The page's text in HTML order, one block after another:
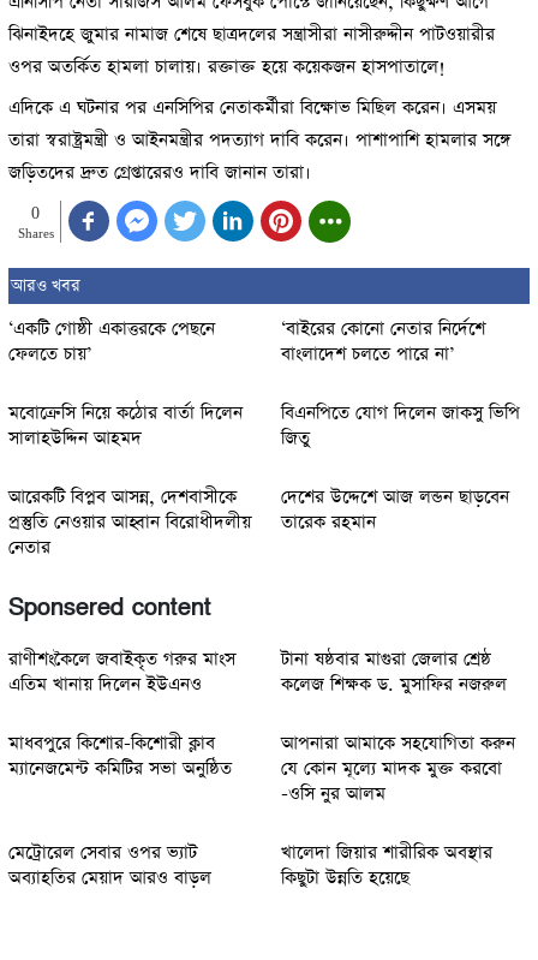
ঝিনাইদহে জুমার নামাজ শেষে ছাত্রদলের সন্ত্রাসীরা নাসীরুদ্দীন পাটওয়ারীর
ওপর অতর্কিত হামলা চালায়। রক্তাক্ত হয়ে কয়েকজন হাসপাতালে!
এদিকে এ ঘটনার পর এনসিপির নেতাকর্মীরা বিক্ষোভ মিছিল করেন। এসময়
তারা স্বরাষ্ট্রমন্ত্রী ও আইনমন্ত্রীর পদত্যাগ দাবি করেন। পাশাপাশি হামলার সঙ্গে
জড়িতদের দ্রুত গ্রেপ্তারেরও দাবি জানান তারা।
0
Shares
আরও খবর
‘একটি গোষ্ঠী একাত্তরকে পেছনে
ফেলতে চায়’
‘বাইরের কোনো নেতার নির্দেশে
বাংলাদেশ চলতে পারে না’
মবোক্রেসি নিয়ে কঠোর বার্তা দিলেন
সালাহউদ্দিন আহমদ
বিএনপিতে যোগ দিলেন জাকসু ভিপি
জিতু
আরেকটি বিপ্লব আসন্ন, দেশবাসীকে
প্রস্তুতি নেওয়ার আহ্বান বিরোধীদলীয়
নেতার
দেশের উদ্দেশে আজ লন্ডন ছাড়বেন
তারেক রহমান
Sponsered content
রাণীশংকৈলে জবাইকৃত গরুর মাংস
এতিম খানায় দিলেন ইউএনও
টানা ষষ্ঠবার মাগুরা জেলার শ্রেষ্ঠ
কলেজ শিক্ষক ড. মুসাফির নজরুল
মাধবপুরে কিশোর-কিশোরী ক্লাব
ম্যানেজমেন্ট কমিটির সভা অনুষ্ঠিত
আপনারা আমাকে সহযোগিতা করুন
যে কোন মূল্যে মাদক মুক্ত করবো
-ওসি নুর আলম
মেট্রোরেল সেবার ওপর ভ্যাট
অব্যাহতির মেয়াদ আরও বাড়ল
খালেদা জিয়ার শারীরিক অবস্থার
কিছুটা উন্নতি হয়েছে